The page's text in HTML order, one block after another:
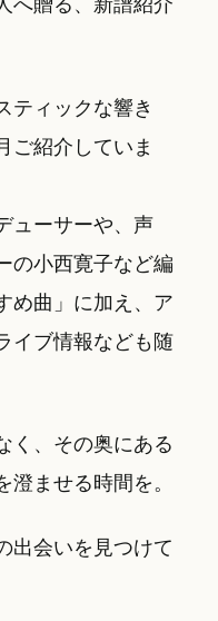
ティックな響き
ご紹介していま
ューサーや、声
の小西寛子など編
め曲」に加え、ア
イブ情報なども随
く、その奥にある
ませる時間を。
出会いを見つけて